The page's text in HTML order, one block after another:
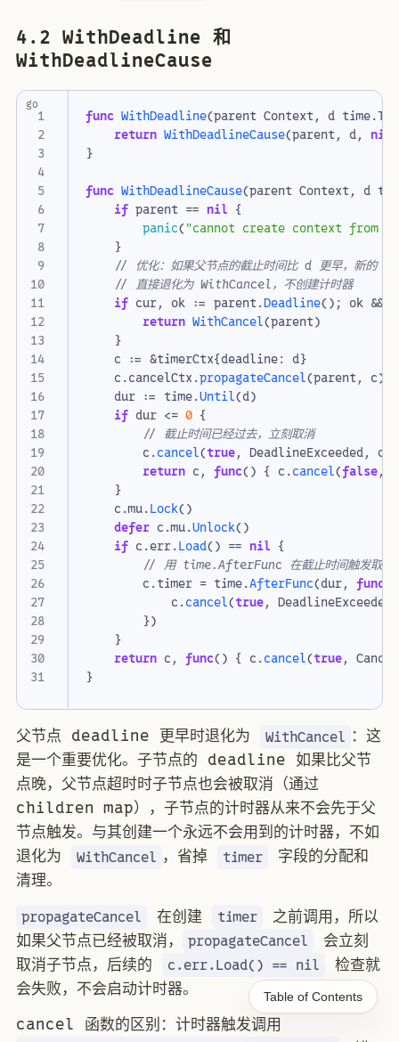
4.2 WithDeadline 和
WithDeadlineCause
1
2
4
5
6
7
8
9
10
11
12
14
15
16
17
18
19
20
21
22
24
25
26
27
28
29
30
31
func WithDeadline(parent Context, d time.
return WithDeadlineCause(parent, d, nil
}
func WithDeadlineCause(parent Context, d
if parent == nil {
panic("cannot create context from
}
// 优化：如果父节点的截止时间比 d 更早，新的
// 直接退化为 WithCancel，不创建计时器
if cur, ok := parent.Deadline(); ok &&
return WithCancel(parent)
}
c := &timerCtx{deadline: d}
c.cancelCtx.propagateCancel(parent, c)
dur := time.Until(d)
if dur <= 0 {
// 截止时间已经过去，立刻取消
c.cancel(true, DeadlineExceeded,
return c, func() { c.cancel(false,
}
c.mu.Lock()
defer c.mu.Unlock()
if c.err.Load() == nil {
// 用 time.AfterFunc 在截止时间触发取消
c.timer = time.AfterFunc(dur, func
c.cancel(true, DeadlineExceeded
})
}
return c, func() { c.cancel(true,
}
go
父节点 deadline 更早时退化为 WithCancel ：这
是一个重要优化。子节点的 deadline 如果比父节
点晚，父节点超时时子节点也会被取消（通过
children map），子节点的计时器从来不会先于父
节点触发。与其创建一个永远不会用到的计时器，不如
退化为
WithCancel ，省掉 timer
字段的分配和
清理。
propagateCancel 在创建 timer
之前调用，所以
如果父节点已经被取消，
propagateCancel
会立刻
取消子节点，后续的
c.err.Load() == nil
检查就
会失败，不会启动计时器。
cancel 函数的区别：计时器触发调用
Table of Contents